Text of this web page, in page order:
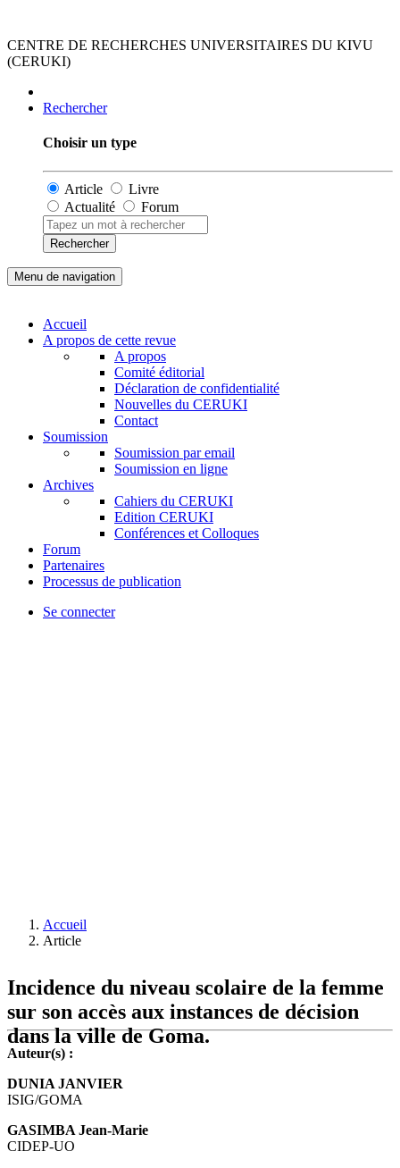
CENTRE DE RECHERCHES UNIVERSITAIRES DU KIVU
(CERUKI)
Rechercher
Choisir un type
Article
Livre
Actualité
Forum
Rechercher
Menu de navigation
Accueil
A propos de cette revue
A propos
Comité éditorial
Déclaration de confidentialité
Nouvelles du CERUKI
Contact
Soumission
Soumission par email
Soumission en ligne
Archives
Cahiers du CERUKI
Edition CERUKI
Conférences et Colloques
Forum
Partenaires
Processus de publication
Se connecter
Accueil
Article
Incidence du niveau scolaire de la femme
sur son accès aux instances de décision
dans la ville de Goma.
Auteur(s) :
DUNIA JANVIER
ISIG/GOMA
GASIMBA Jean-Marie
CIDEP-UO